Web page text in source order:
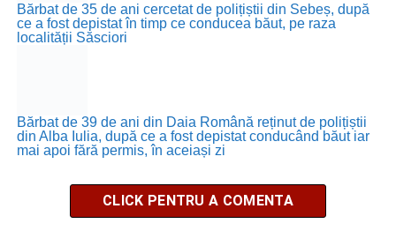
Bărbat de 35 de ani cercetat de polițiștii din Sebeș, după
ce a fost depistat în timp ce conducea băut, pe raza
localității Săsciori
Bărbat de 39 de ani din Daia Română reținut de polițiștii
din Alba Iulia, după ce a fost depistat conducând băut iar
mai apoi fără permis, în aceiași zi
CLICK PENTRU A COMENTA